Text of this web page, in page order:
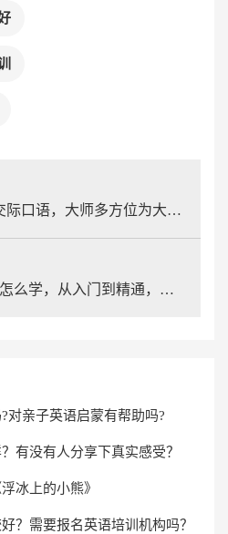
如何学习常用的英语交际口语，大师多方位为大家分析!
成人英语0基本上应该怎么学，从入门到精通，你也可以成为英语达人!
对亲子英语启蒙有帮助吗?
有没有人分享下真实感受？
冰上的小熊》
？需要报名英语培训机构吗？